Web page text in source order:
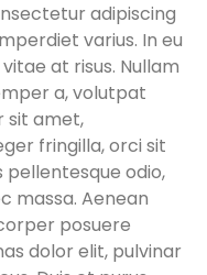
adipiscing
varius. In eu
at risus. Nullam
a, volutpat
sit amet,
fringilla, orci sit
odio,
massa. Aenean
posuere
dolor elit, pulvinar